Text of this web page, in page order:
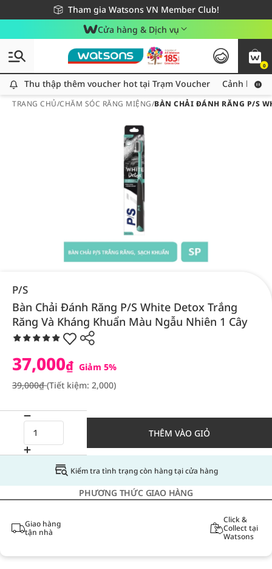
Tham gia Watsons VN Member Club!
Miễn phí giao hàng cho đơn hàng từ 249,000Đ
Giao hàng nhanh 24h - Áp dụng khu vực TP. Hồ Chí Minh
Cửa hàng & Dịch vụ
0
Thu thập thêm voucher hot tại Trạm Voucher
Thu thập thêm voucher hot tại Trạm Voucher Cảnh báo
TRANG CHỦ/CHĂM SÓC RĂNG MIỆNG/BÀN CHẢI ĐÁNH RĂNG P/S
P/S
Bàn Chải Đánh Răng P/S White Detox Trắng
Răng Và Kháng Khuẩn Màu Ngẫu Nhiên 1 Cây
37,000₫ Giảm 5%
39,000₫(Tiết kiệm: 2,000)
THÊM VÀO GIỎ
Kiểm tra tình trạng còn hàng tại cửa hàng
PHƯƠNG THỨC GIAO HÀNG
Giao hàng
tận nhà
Click &
Collect tại
Watsons